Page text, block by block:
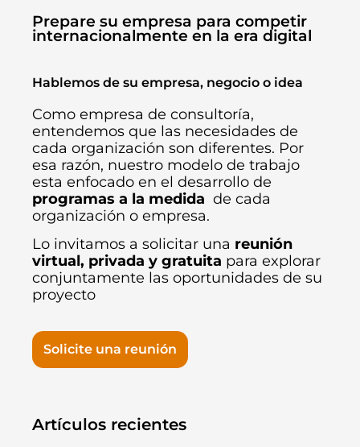
Prepare su empresa para competir
internacionalmente en la era digital
Hablemos de su empresa, negocio o idea
Como empresa de consultoría,
entendemos que las necesidades de
cada organización son diferentes. Por
esa razón, nuestro modelo de trabajo
esta enfocado en el desarrollo de
programas a la medida de cada
organización o empresa.
Lo invitamos a solicitar una reunión
virtual, privada y gratuita para explorar
conjuntamente las oportunidades de su
proyecto
Solicite una reunión
Artículos recientes